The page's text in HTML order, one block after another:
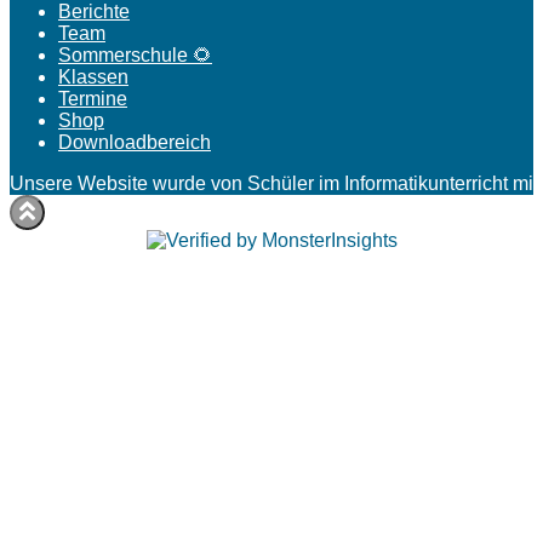
Berichte
Team
Sommerschule 🌻
Klassen
Termine
Shop
Downloadbereich
Unsere Website wurde von Schüler im Informatikunterricht